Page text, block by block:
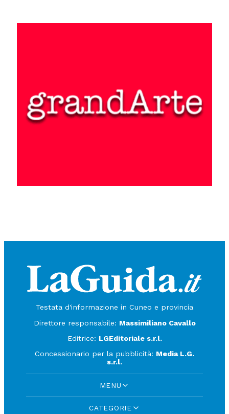
Testata d'informazione in Cuneo e provincia
Direttore responsabile: Massimiliano Cavallo
Editrice: LGEditoriale s.r.l.
Concessionario per la pubblicità: Media L.G.
s.r.l.
MENU
CATEGORIE